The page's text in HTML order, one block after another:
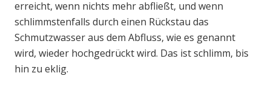
erreicht, wenn nichts mehr abfließt, und wenn
schlimmstenfalls durch einen Rückstau das
Schmutzwasser aus dem Abfluss, wie es genannt
wird, wieder hochgedrückt wird. Das ist schlimm, bis
hin zu eklig.